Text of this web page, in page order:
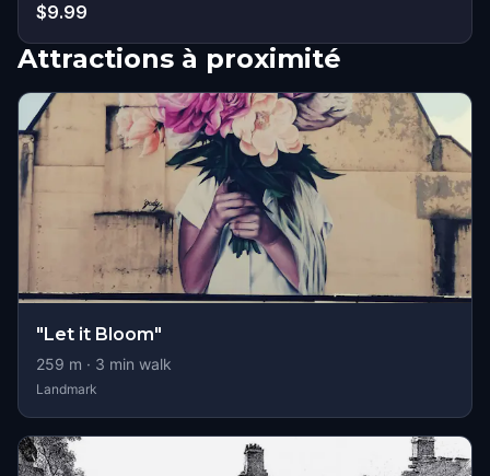
$9.99
Attractions à proximité
"Let it Bloom"
259 m · 3 min walk
Landmark